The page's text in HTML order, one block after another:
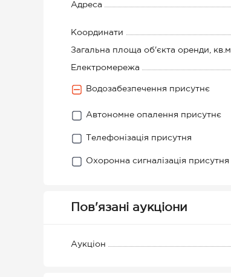
Адреса
Координати
Загальна площа об'єкта оренди, кв.м.
Електромережа
Водозабезпечення присутнє
Автономне опалення присутнє
Телефонізація присутня
Охоронна сигналізація присутня
Пов'язані аукціони
Аукціон